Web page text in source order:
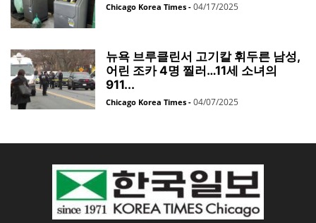
Chicago Korea Times - 04/17/2025
뉴욕 브루클린서 고기칼 휘두른 남성,
어린 조카 4명 찔러…11세 소녀의
911...
Chicago Korea Times - 04/07/2025